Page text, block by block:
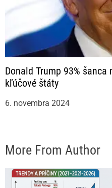
Donald Trump 93%
kľúčové štáty
6. novembra 2024
More From Author